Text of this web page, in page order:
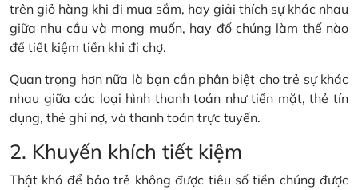
trên giỏ hàng khi đi mua sắm, hay giải thích sự khác nhau
giữa nhu cầu và mong muốn, hay đố chúng làm thế nào
để tiết kiệm tiền khi đi chợ.
Quan trọng hơn nữa là bạn cần phân biệt cho trẻ sự khác
nhau giữa các loại hình thanh toán như tiền mặt, thẻ tín
dụng, thẻ ghi nợ, và thanh toán trực tuyến.
2. Khuyến khích tiết kiệm
Thật khó để bảo trẻ không được tiêu số tiền chúng được